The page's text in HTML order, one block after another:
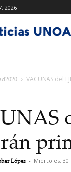
2026
VACUNAS del
López - Miércoles, 30